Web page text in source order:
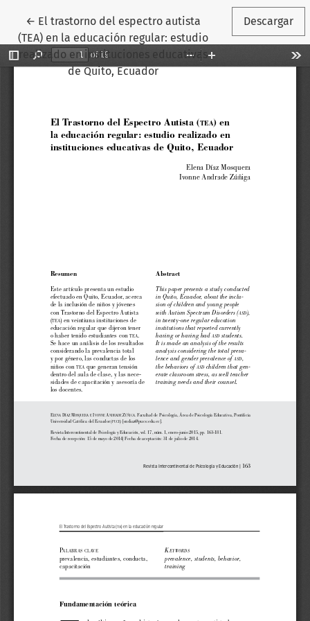
← Volver a los detalles del artículo
El trastorno del espectro autista
(TEA) en la educación regular: estudio
realizado en instituciones educativas
de Quito, Ecuador
Descargar